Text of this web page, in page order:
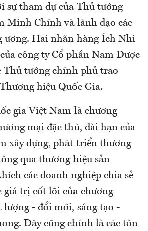
sự tham dự của Thủ tướng
Minh Chính và lãnh đạo các
ương. Hai nhãn hàng Ích Nhi
công ty Cổ phần Nam Dược
Thủ tướng chính phủ trao
hiệu Quốc Gia.
gia Việt Nam là chương
mại đặc thù, dài hạn của
xây dựng, phát triển thương
qua thương hiệu sản
các doanh nghiệp chia sẻ
giá trị cốt lõi của chương
- đổi mới, sáng tạo -
Đây cũng chính là các tôn